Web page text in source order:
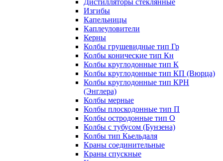
Дистилляторы стеклянные
Изгибы
Капельницы
Каплеуловители
Керны
Колбы грушевидные тип Гр
Колбы конические тип Кн
Колбы круглодонные тип К
Колбы круглодонные тип КП (Вюрца)
Колбы круглодонные тип КРН
(Энглера)
Колбы мерные
Колбы плоскодонные тип П
Колбы остродонные тип О
Колбы с тубусом (Бунзена)
Колбы тип Кьельдаля
Краны соединительные
Краны спускные